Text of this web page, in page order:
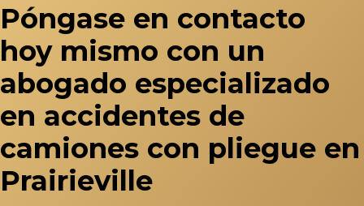
Póngase en contacto
hoy mismo con un
abogado especializado
en accidentes de
camiones con pliegue en
Prairieville